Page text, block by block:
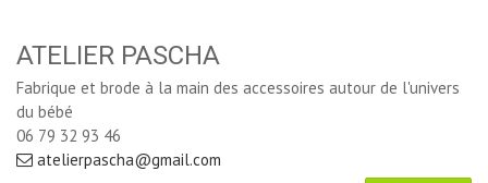
ATELIER PASCHA
Fabrique et brode à la main des accessoires autour de l'univers
du bébé
06 79 32 93 46
atelierpascha@gmail.com